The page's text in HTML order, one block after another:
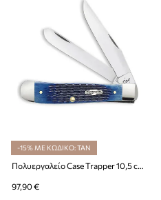
-15% ΜΕ ΚΩΔΙΚΟ: TAN
Πολυεργαλείο Case Trapper 10,5 cm
97,90 €